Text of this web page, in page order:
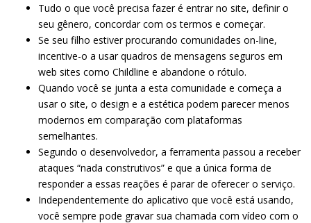
Tudo o que você precisa fazer é entrar no site, definir o
seu gênero, concordar com os termos e começar.
Se seu filho estiver procurando comunidades on-line,
incentive-o a usar quadros de mensagens seguros em
web sites como Childline e abandone o rótulo.
Quando você se junta a esta comunidade e começa a
usar o site, o design e a estética podem parecer menos
modernos em comparação com plataformas
semelhantes.
Segundo o desenvolvedor, a ferramenta passou a receber
ataques “nada construtivos” e que a única forma de
responder a essas reações é parar de oferecer o serviço.
Independentemente do aplicativo que você está usando,
você sempre pode gravar sua chamada com vídeo com o